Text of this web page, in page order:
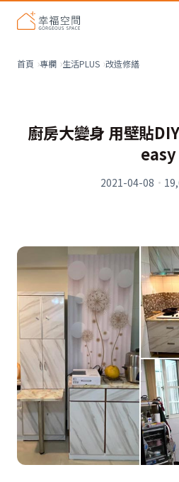
首頁 專欄 生活PLUS 改造修繕
廚房大變身 用壁貼
easy
2021-04-08 ·